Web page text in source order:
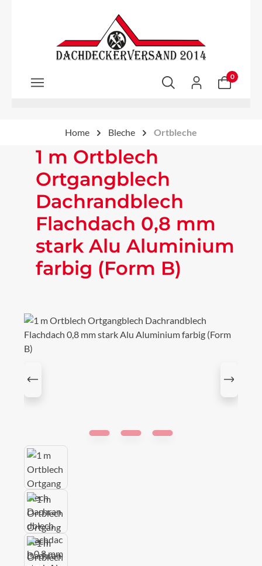
Zum Hauptinhalt springen
0
Home Bleche Ortbleche
1 m Ortblech
Ortgangblech
Dachrandblech
Flachdach 0,8 mm
stark Alu Aluminium
farbig (Form B)
Bildergalerie überspringen